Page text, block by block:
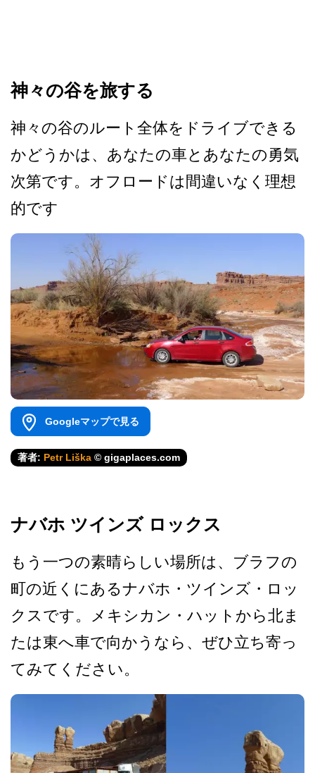
神々の谷を旅する
神々の谷のルート全体をドラ­イブできる
かどうかは、あなたの車とあなたの勇気
次­第です。オフロードは間違いなく理想
的です
Googleマップで見る
著者: Petr Liška © gigaplaces.com
ナバホ ツインズ ロックス
もう一つの素晴らしい場所は­、ブラフの
町の近くにあるナバホ・ツインズ・ロッ
ク­スです。メキシカン・ハットから北ま
たは東へ車で向­かうなら、ぜひ立ち寄っ
てみてください。